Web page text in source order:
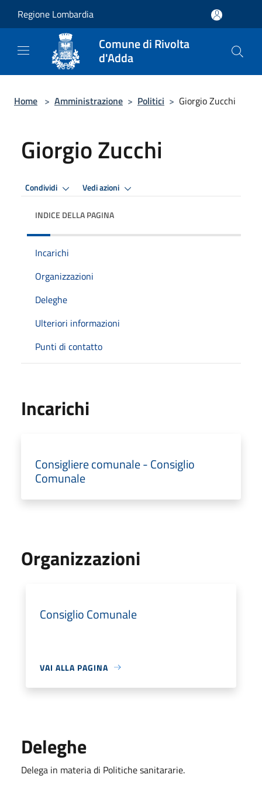
Regione Lombardia
Comune di Rivolta
d'Adda
Home > Amministrazione > Politici > Giorgio Zucchi
Giorgio Zucchi
Condividi Vedi azioni
INDICE DELLA PAGINA
Incarichi
Organizzazioni
Deleghe
Ulteriori informazioni
Punti di contatto
Incarichi
Consigliere comunale - Consiglio
Comunale
Organizzazioni
Consiglio Comunale
VAI ALLA PAGINA
Deleghe
Delega in materia di Politiche sanitararie.